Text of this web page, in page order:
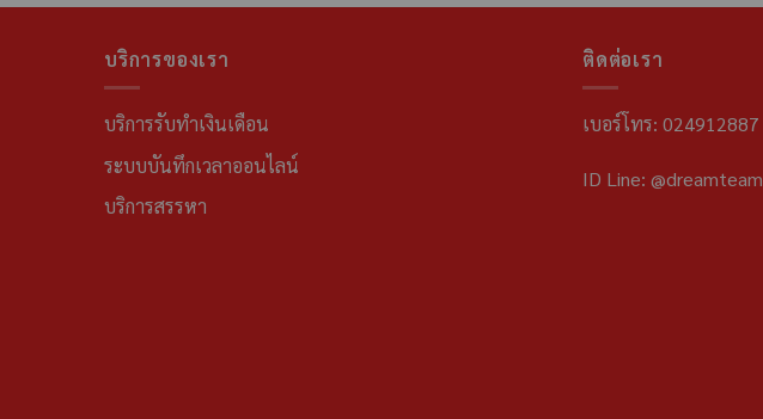
บริการของเรา
บริการรับทำเงินเดือน
ระบบบันทึกเวลาออนไลน์
บริการสรรหา
ติดต่อเรา
เบอร์โทร: 024912887
ID Line: @dreamteam